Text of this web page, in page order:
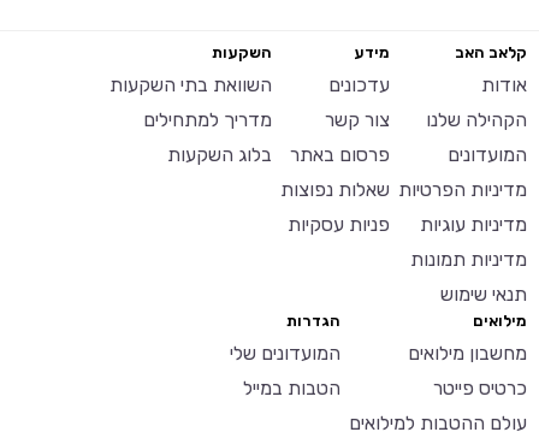
קלאב האב
אודות
הקהילה שלנו
המועדונים
מדיניות הפרטיות
מדיניות עוגיות
מדיניות תמונות
תנאי שימוש
מידע
עדכונים
צור קשר
פרסום באתר
שאלות נפוצות
פניות עסקיות
השקעות
השוואת בתי השקעות
מדריך למתחילים
בלוג השקעות
מילואים
מחשבון מילואים
כרטיס פייטר
עולם ההטבות למילואים
הגדרות
המועדונים שלי
הטבות במייל